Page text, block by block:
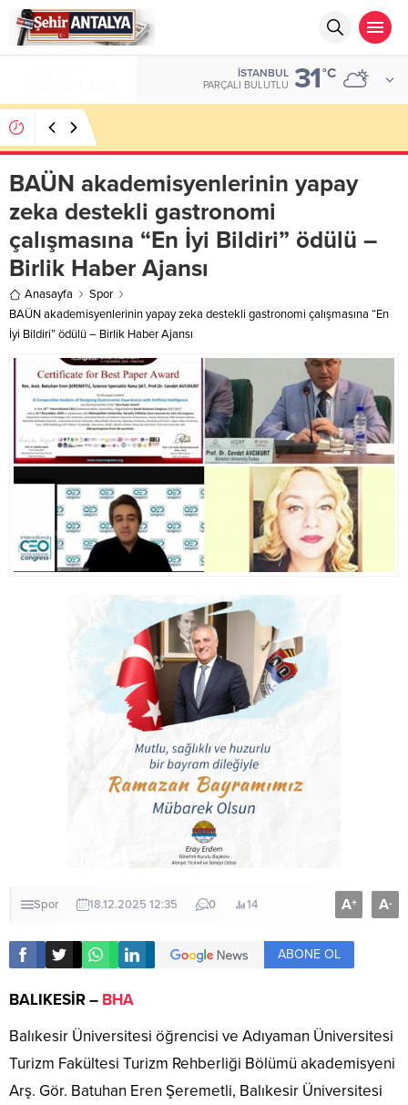
İSTANBUL
PARÇALI BULUTLU 31°C
BAÜN akademisyenlerinin yapay
zeka destekli gastronomi
çalışmasına “En İyi Bildiri” ödülü –
Birlik Haber Ajansı
Anasayfa
Spor
BAÜN akademisyenlerinin yapay zeka destekli gastronomi çalışmasına “En
İyi Bildiri” ödülü – Birlik Haber Ajansı
Spor 18.12.2025 12:35 0 14 A+ A-
ABONE OL
BALIKESİR – BHA
Balıkesir Üniversitesi öğrencisi ve Adıyaman Üniversitesi
Turizm Fakültesi Turizm Rehberliği Bölümü akademisyeni
Arş. Gör. Batuhan Eren Şeremetli, Balıkesir Üniversitesi